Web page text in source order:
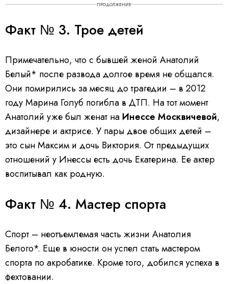
ПРОДОЛЖЕНИЕ
Факт № 3. Трое детей
Примечательно, что с бывшей женой Анатолий
Белый* после развода долгое время не общался.
Они помирились за месяц до трагедии – в 2012
году Марина Голуб погибла в ДТП. На тот момент
Анатолий уже был женат на Инессе Москвичевой,
дизайнере и актрисе. У пары двое общих детей –
это сын Максим и дочь Виктория. От предыдущих
отношений у Инессы есть дочь Екатерина. Ее актер
воспитывал как родную.
Факт № 4. Мастер спорта
Спорт – неотъемлемая часть жизни Анатолия
Белого*. Еще в юности он успел стать мастером
спорта по акробатике. Кроме того, добился успеха в
фехтовании.